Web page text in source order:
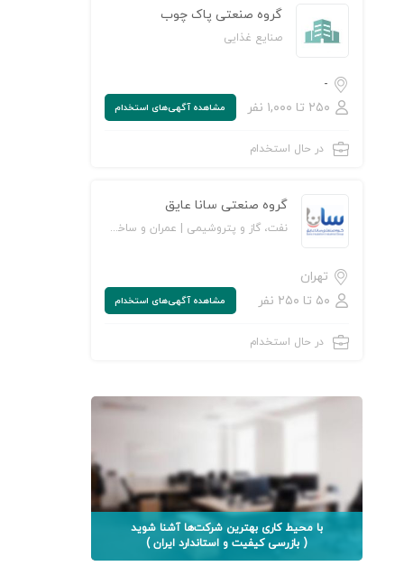
گروه صنعتی پاک چوب
صنایع غذایی
-
۲۵۰ تا ۱,۰۰۰ نفر
مشاهده‌ آگهی‌های استخدام
در حال استخدام
گروه صنعتی سانا عایق
نفت، گاز و پتروشیمی | عمران و ساخت‌وساز | تولیدی و صنعتی
تهران
۵۰ تا ۲۵۰ نفر
مشاهده‌ آگهی‌های استخدام
در حال استخدام
با محیط کاری بهترین شرکت‌ها آشنا شوید
( بازرسی کیفیت و استاندارد ایران )